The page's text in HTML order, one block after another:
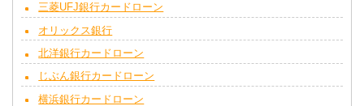
三菱UFJ銀行カードローン
オリックス銀行
北洋銀行カードローン
じぶん銀行カードローン
横浜銀行カードローン